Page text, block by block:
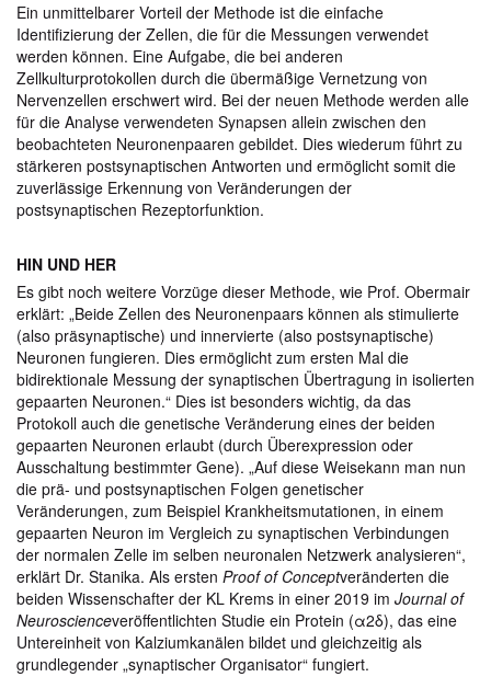
Ein unmittelbarer Vorteil der Methode ist die einfache
Identifizierung der Zellen, die für die Messungen verwendet
werden können. Eine Aufgabe, die bei anderen
Zellkulturprotokollen durch die übermäßige Vernetzung von
Nervenzellen erschwert wird. Bei der neuen Methode werden alle
für die Analyse verwendeten Synapsen allein zwischen den
beobachteten Neuronenpaaren gebildet. Dies wiederum führt zu
stärkeren postsynaptischen Antworten und ermöglicht somit die
zuverlässige Erkennung von Veränderungen der
postsynaptischen Rezeptorfunktion.
HIN UND HER
Es gibt noch weitere Vorzüge dieser Methode, wie Prof. Obermair
erklärt: „Beide Zellen des Neuronenpaars können als stimulierte
(also präsynaptische) und innervierte (also postsynaptische)
Neuronen fungieren. Dies ermöglicht zum ersten Mal die
bidirektionale Messung der synaptischen Übertragung in isolierten
gepaarten Neuronen.“ Dies ist besonders wichtig, da das
Protokoll auch die genetische Veränderung eines der beiden
gepaarten Neuronen erlaubt (durch Überexpression oder
Ausschaltung bestimmter Gene). „Auf diese Weisekann man nun
die prä- und postsynaptischen Folgen genetischer
Veränderungen, zum Beispiel Krankheitsmutationen, in einem
gepaarten Neuron im Vergleich zu synaptischen Verbindungen
der normalen Zelle im selben neuronalen Netzwerk analysieren“,
erklärt Dr. Stanika. Als ersten Proof of Conceptveränderten die
beiden Wissenschafter der KL Krems in einer 2019 im Journal of
Neuroscienceveröffentlichten Studie ein Protein (α2δ), das eine
Untereinheit von Kalziumkanälen bildet und gleichzeitig als
grundlegender „synaptischer Organisator“ fungiert.